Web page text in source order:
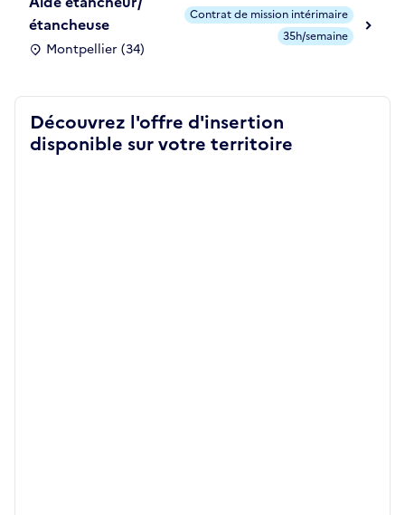
étancheuse
Montpellier (34)
Contrat de mission intérimaire
35h/semaine
Découvrez l'offre d'insertion
disponible sur votre territoire